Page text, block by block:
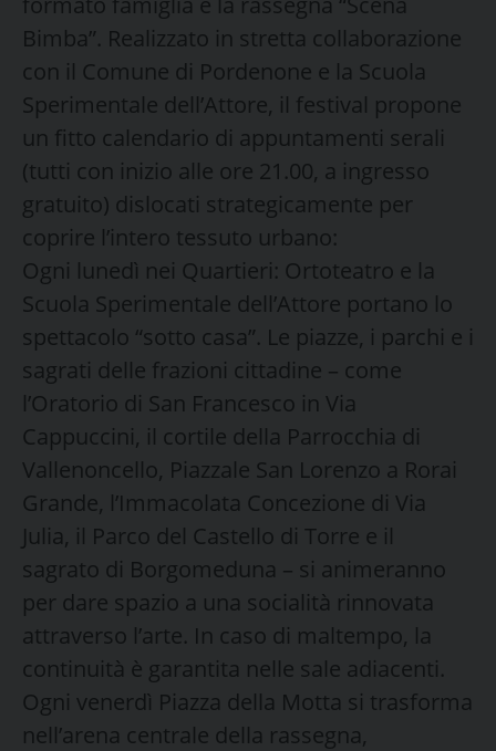
Bimba”. Realizzato in stretta collaborazione
con il Comune di Pordenone e la Scuola
Sperimentale dell’Attore, il festival propone
un fitto calendario di appuntamenti serali
(tutti con inizio alle ore 21.00, a ingresso
gratuito) dislocati strategicamente per
coprire l’intero tessuto urbano:
Ogni lunedì nei Quartieri: Ortoteatro e la
Scuola Sperimentale dell’Attore portano lo
spettacolo “sotto casa”. Le piazze, i parchi e i
sagrati delle frazioni cittadine – come
l’Oratorio di San Francesco in Via
Cappuccini, il cortile della Parrocchia di
Vallenoncello, Piazzale San Lorenzo a Rorai
Grande, l’Immacolata Concezione di Via
Julia, il Parco del Castello di Torre e il
sagrato di Borgomeduna – si animeranno
per dare spazio a una socialità rinnovata
attraverso l’arte. In caso di maltempo, la
continuità è garantita nelle sale adiacenti.
Ogni venerdì Piazza della Motta si trasforma
nell’arena centrale della rassegna,